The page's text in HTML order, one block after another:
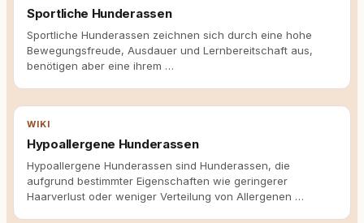
Sportliche Hunderassen
Sportliche Hunderassen zeichnen sich durch eine hohe
Bewegungsfreude, Ausdauer und Lernbereitschaft aus,
benötigen aber eine ihrem …
WIKI
Hypoallergene Hunderassen
Hypoallergene Hunderassen sind Hunderassen, die
aufgrund bestimmter Eigenschaften wie geringerer
Haarverlust oder weniger Verteilung von Allergenen …